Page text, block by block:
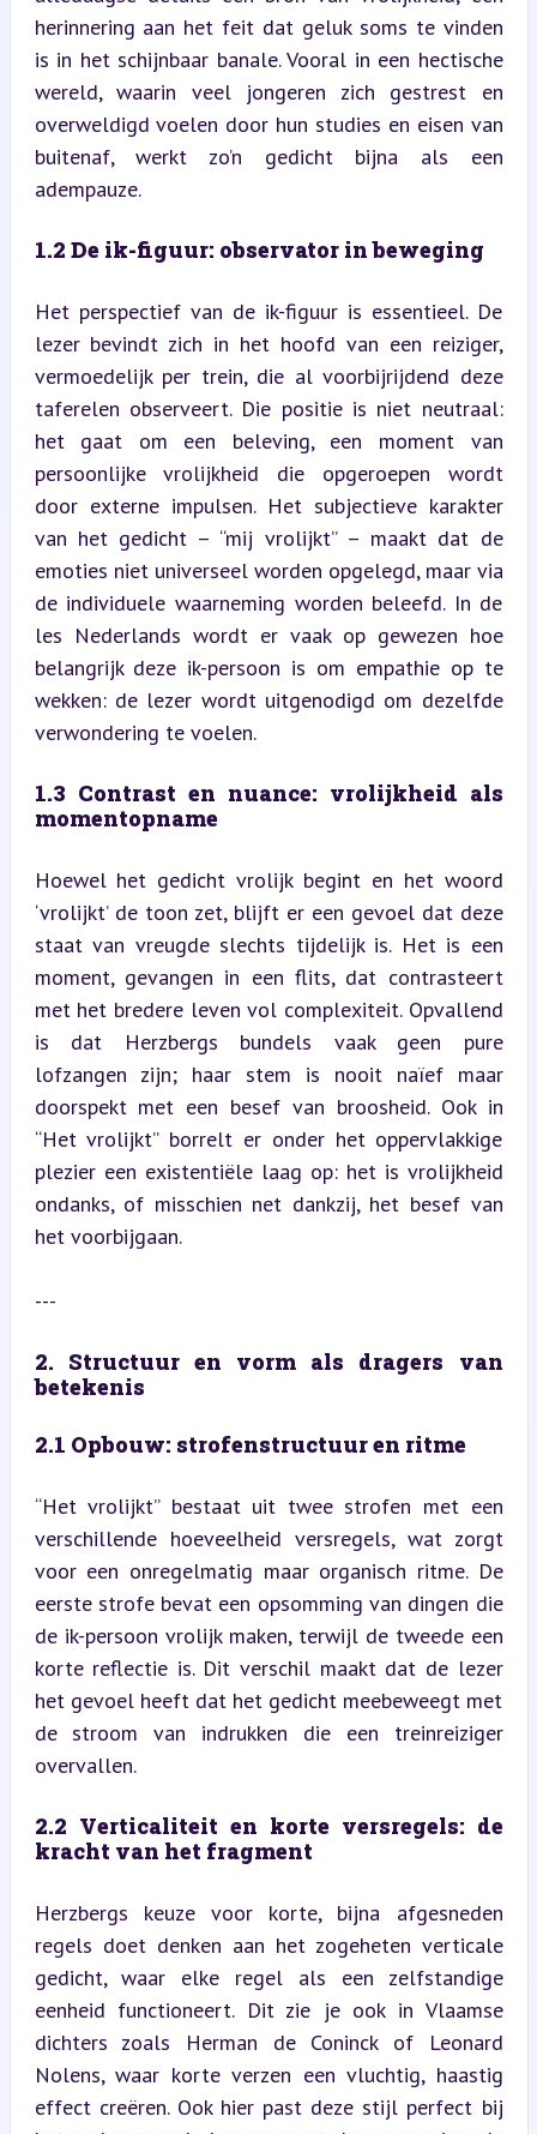
herinnering aan het feit dat geluk soms te vinden
is in het schijnbaar banale. Vooral in een hectische
wereld, waarin veel jongeren zich gestrest en
overweldigd voelen door hun studies en eisen van
buitenaf, werkt zo’n gedicht bijna als een
adempauze.
1.2 De ik-figuur: observator in beweging
Het perspectief van de ik-figuur is essentieel. De
lezer bevindt zich in het hoofd van een reiziger,
vermoedelijk per trein, die al voorbijrijdend deze
taferelen observeert. Die positie is niet neutraal:
het gaat om een beleving, een moment van
persoonlijke vrolijkheid die opgeroepen wordt
door externe impulsen. Het subjectieve karakter
van het gedicht – “mij vrolijkt” – maakt dat de
emoties niet universeel worden opgelegd, maar via
de individuele waarneming worden beleefd. In de
les Nederlands wordt er vaak op gewezen hoe
belangrijk deze ik-persoon is om empathie op te
wekken: de lezer wordt uitgenodigd om dezelfde
verwondering te voelen.
1.3 Contrast en nuance: vrolijkheid als
momentopname
Hoewel het gedicht vrolijk begint en het woord
‘vrolijkt’ de toon zet, blijft er een gevoel dat deze
staat van vreugde slechts tijdelijk is. Het is een
moment, gevangen in een flits, dat contrasteert
met het bredere leven vol complexiteit. Opvallend
is dat Herzbergs bundels vaak geen pure
lofzangen zijn; haar stem is nooit naïef maar
doorspekt met een besef van broosheid. Ook in
“Het vrolijkt” borrelt er onder het oppervlakkige
plezier een existentiële laag op: het is vrolijkheid
ondanks, of misschien net dankzij, het besef van
het voorbijgaan.
---
2. Structuur en vorm als dragers van
betekenis
2.1 Opbouw: strofenstructuur en ritme
“Het vrolijkt” bestaat uit twee strofen met een
verschillende hoeveelheid versregels, wat zorgt
voor een onregelmatig maar organisch ritme. De
eerste strofe bevat een opsomming van dingen die
de ik-persoon vrolijk maken, terwijl de tweede een
korte reflectie is. Dit verschil maakt dat de lezer
het gevoel heeft dat het gedicht meebeweegt met
de stroom van indrukken die een treinreiziger
overvallen.
2.2 Verticaliteit en korte versregels: de
kracht van het fragment
Herzbergs keuze voor korte, bijna afgesneden
regels doet denken aan het zogeheten verticale
gedicht, waar elke regel als een zelfstandige
eenheid functioneert. Dit zie je ook in Vlaamse
dichters zoals Herman de Coninck of Leonard
Nolens, waar korte verzen een vluchtig, haastig
effect creëren. Ook hier past deze stijl perfect bij